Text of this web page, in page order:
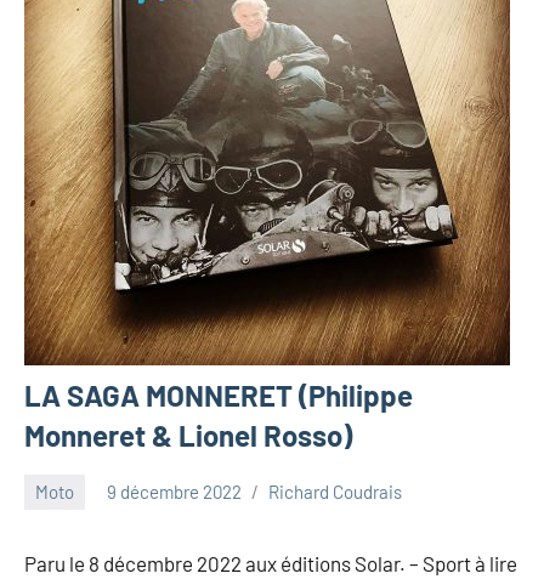
LA SAGA MONNERET (Philippe
Monneret & Lionel Rosso)
Moto 9 décembre 2022 Richard Coudrais
Paru le 8 décembre 2022 aux éditions Solar. – Sport à lire